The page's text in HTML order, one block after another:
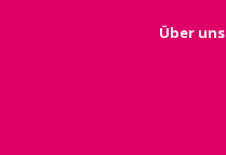
Über uns